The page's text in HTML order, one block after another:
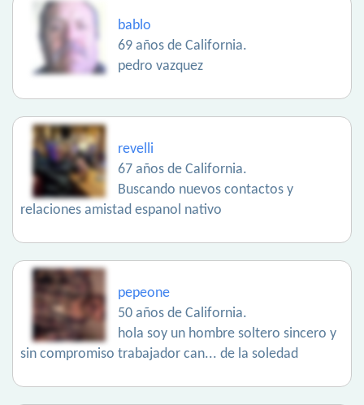
bablo
69 años de California.
pedro vazquez
revelli
67 años de California.
Buscando nuevos contactos y
relaciones amistad espanol nativo
pepeone
50 años de California.
hola soy un hombre soltero sincero y
sin compromiso trabajador can... de la soledad